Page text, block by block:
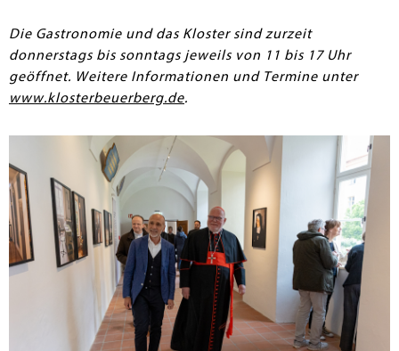
Die Gastronomie und das Kloster sind zurzeit
donnerstags bis sonntags jeweils von 11 bis 17 Uhr
geöffnet. Weitere Informationen und Termine unter
www.klosterbeuerberg.de.